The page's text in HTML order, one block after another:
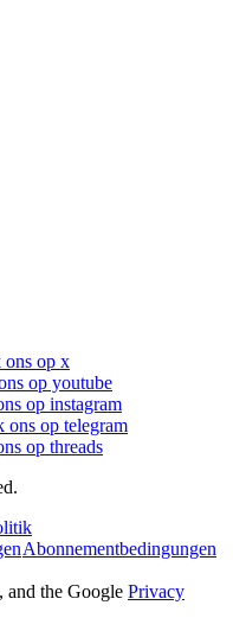
ons op x
op youtube
op instagram
ons op telegram
op threads
Abonnementbedingungen
the Google Privacy